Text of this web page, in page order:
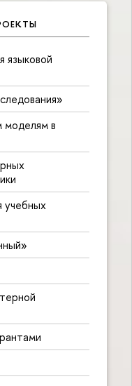
языковой
моделям в
учебных